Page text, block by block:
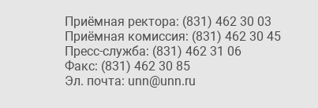
Приёмная ректора: (831) 462 30 03
Приёмная комиссия: (831) 462 30 45
Пресс-служба: (831) 462 31 06
Факс: (831) 462 30 85
Эл. почта: unn@unn.ru